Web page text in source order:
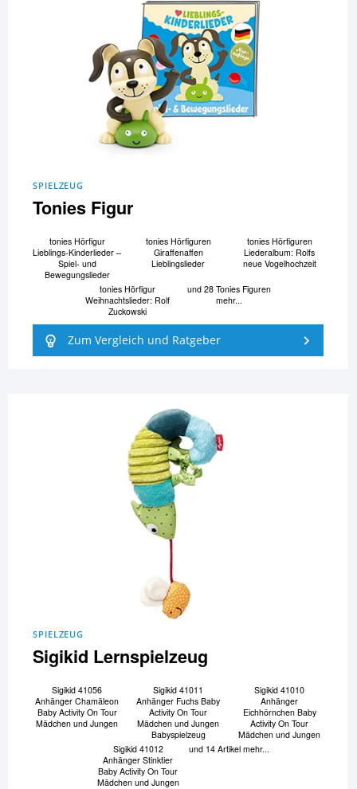
SPIELZEUG
Tonies Figur
tonies Hörfigur
Lieblings-Kinderlieder –
Spiel- und
Bewegungslieder
tonies Hörfiguren
Giraffenaffen
Lieblingslieder
tonies Hörfiguren
Liederalbum: Rolfs
neue Vogelhochzeit
tonies Hörfigur
Weihnachtslieder: Rolf
Zuckowski
und 28 Tonies Figuren
mehr...
Zum Vergleich und Ratgeber
SPIELZEUG
Sigikid Lernspielzeug
Sigikid 41056
Anhänger Chamäleon
Baby Activity On Tour
Mädchen und Jungen
Sigikid 41011
Anhänger Fuchs Baby
Activity On Tour
Mädchen und Jungen
Babyspielzeug
Sigikid 41010
Anhänger
Eichhörnchen Baby
Activity On Tour
Mädchen und Jungen
Sigikid 41012
Anhänger Stinktier
Baby Activity On Tour
Mädchen und Jungen
und 14 Artikel mehr...